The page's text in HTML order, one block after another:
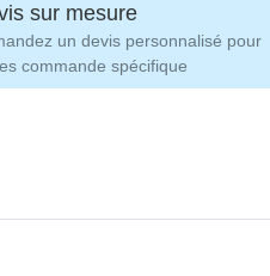
sur mesure
un devis personnalisé pour
commande spécifique